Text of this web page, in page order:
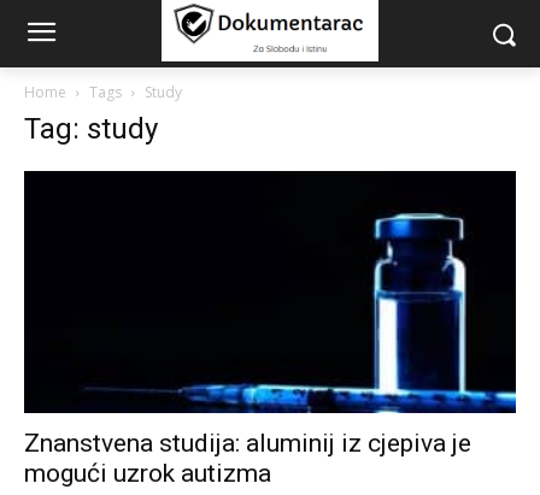
Home Tags Study
Tag: study
Znanstvena studija: aluminij iz cjepiva je
mogući uzrok autizma